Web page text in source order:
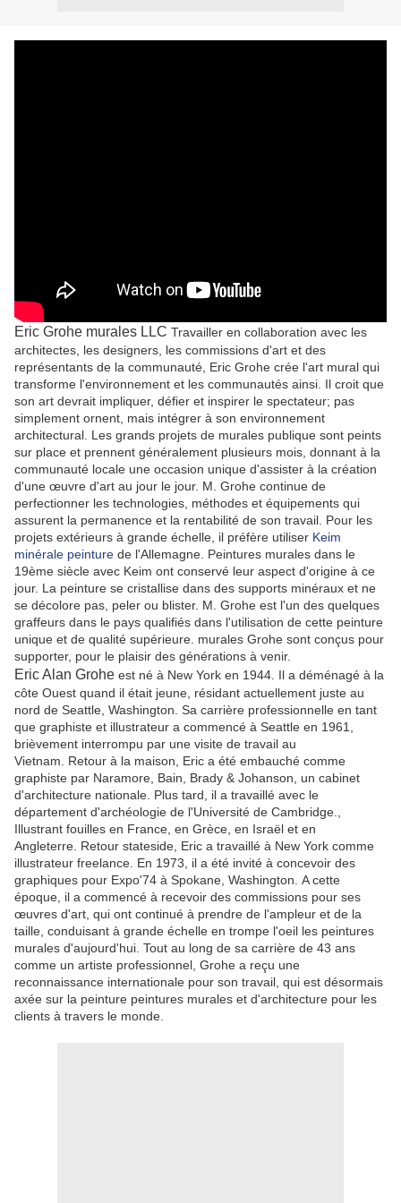
Eric Grohe murales LLC Travailler en collaboration avec les
architectes, les designers, les commissions d'art et des
représentants de la communauté, Eric Grohe crée l'art mural qui
transforme l'environnement et les communautés ainsi. Il croit que
son art devrait impliquer, défier et inspirer le spectateur; pas
simplement ornent, mais intégrer à son environnement
architectural. Les grands projets de murales publique sont peints
sur place et prennent généralement plusieurs mois, donnant à la
communauté locale une occasion unique d'assister à la création
d'une œuvre d'art au jour le jour. M. Grohe continue de
perfectionner les technologies, méthodes et équipements qui
assurent la permanence et la rentabilité de son travail. Pour les
projets extérieurs à grande échelle, il préfère utiliser Keim
minérale peinture de l'Allemagne. Peintures murales dans le
19ème siècle avec Keim ont conservé leur aspect d'origine à ce
jour. La peinture se cristallise dans des supports minéraux et ne
se décolore pas, peler ou blister. M. Grohe est l'un des quelques
graffeurs dans le pays qualifiés dans l'utilisation de cette peinture
unique et de qualité supérieure. murales Grohe sont conçus pour
supporter, pour le plaisir des générations à venir.
Eric Alan Grohe est né à New York en 1944. Il a déménagé à la
côte Ouest quand il était jeune, résidant actuellement juste au
nord de Seattle, Washington. Sa carrière professionnelle en tant
que graphiste et illustrateur a commencé à Seattle en 1961,
brièvement interrompu par une visite de travail au
Vietnam. Retour à la maison, Eric a été embauché comme
graphiste par Naramore, Bain, Brady & Johanson, un cabinet
d'architecture nationale. Plus tard, il a travaillé avec le
département d'archéologie de l'Université de Cambridge.,
Illustrant fouilles en France, en Grèce, en Israël et en
Angleterre. Retour stateside, Eric a travaillé à New York comme
illustrateur freelance. En 1973, il a été invité à concevoir des
graphiques pour Expo'74 à Spokane, Washington. A cette
époque, il a commencé à recevoir des commissions pour ses
œuvres d'art, qui ont continué à prendre de l'ampleur et de la
taille, conduisant à grande échelle en trompe l'oeil les peintures
murales d'aujourd'hui. Tout au long de sa carrière de 43 ans
comme un artiste professionnel, Grohe a reçu une
reconnaissance internationale pour son travail, qui est désormais
axée sur la peinture peintures murales et d'architecture pour les
clients à travers le monde.